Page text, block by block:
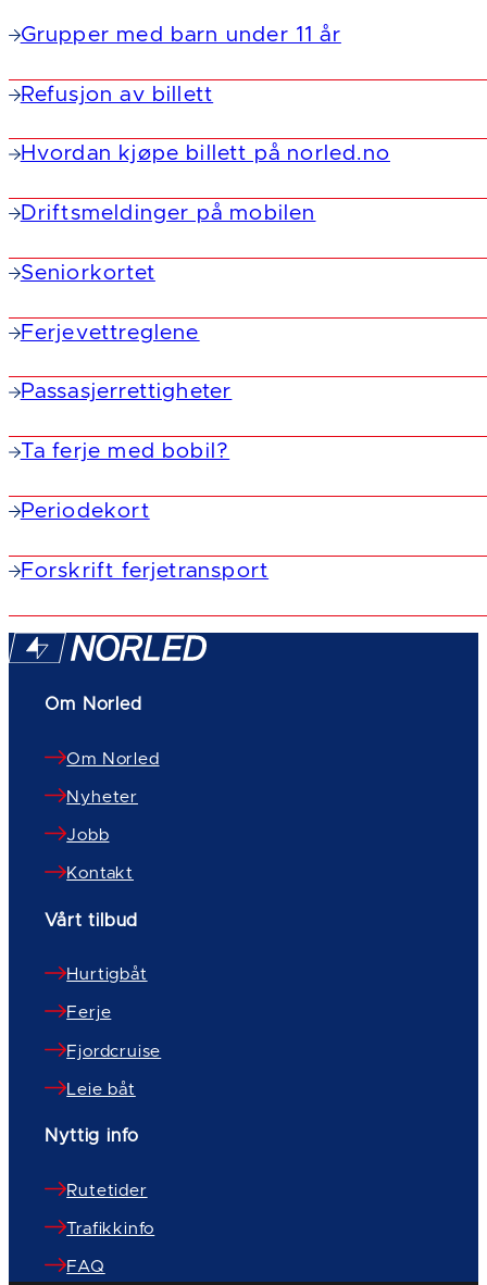
Grupper med barn under 11 år
Refusjon av billett
Hvordan kjøpe billett på norled.no
Driftsmeldinger på mobilen
Seniorkortet
Ferjevettreglene
Passasjerrettigheter
Ta ferje med bobil?
Periodekort
Forskrift ferjetransport
Om Norled
Om Norled
Nyheter
Jobb
Kontakt
Vårt tilbud
Hurtigbåt
Ferje
Fjordcruise
Leie båt
Nyttig info
Rutetider
Trafikkinfo
FAQ